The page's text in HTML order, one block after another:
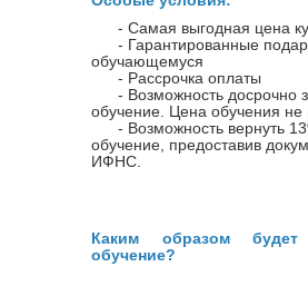
- Самая выгодная цена
- Гарантированные
обучающемуся
- Рассрочка оплаты
- Возможность досрочно
обучение. Цена обучения не
- Возможность вернуть
обучение, предоставив
ИФНС.
Каким образом будет
обучение?